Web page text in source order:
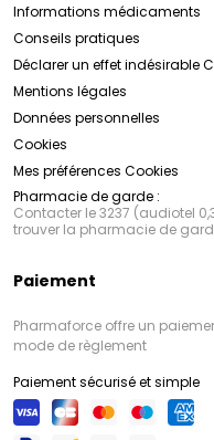
Informations médicaments
Conseils pratiques
Déclarer un effet indésirable
Mentions légales
Données personnelles
Cookies
Mes préférences Cookies
Pharmacie de garde :
Contacter le 3237 (audiotel
trouver la pharmacie de
Paiement
Pharmaforce offre un
mode de règlement
Paiement sécurisé et simple